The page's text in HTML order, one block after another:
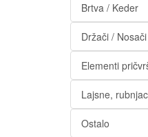
Brtva / Keder
Držači /
Elementi
Lajsne,
Ostalo